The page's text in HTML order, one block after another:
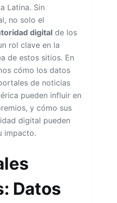
Latina. Sin
no solo el
digital de los
rol clave en la
de estos sitios. En
cómo los datos
de noticias
pueden influir en
y cómo sus
digital pueden
impacto.
Datos